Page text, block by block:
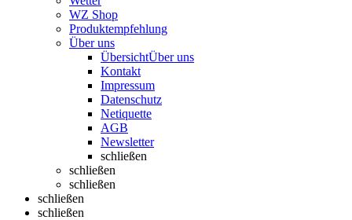
WZ Shop
Produktempfehlung
Über uns
ÜbersichtÜber uns
Kontakt
Impressum
Datenschutz
Netiquette
AGB
Newsletter
schließen
schließen
schließen
schließen
schließen